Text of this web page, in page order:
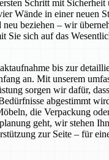
Schritt mit Sicherheit
Wände in einer neuen
neu beziehen – wir
Sie sich auf das
bis zur
an. Mit unserem
sorgen wir dafür,
abgestimmt
die Verpackung
geht, wir stehen
zur Seite – für